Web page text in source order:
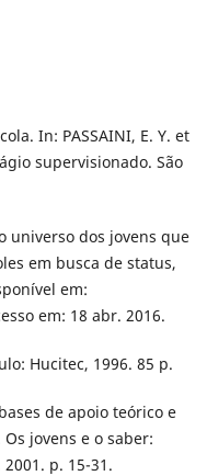
In: PASSAINI, E. Y. et
supervisionado. São
universo dos jovens que
em busca de status,
em:
em: 18 abr. 2016.
Hucitec, 1996. 85 p.
de apoio teórico e
jovens e o saber:
p. 15-31.